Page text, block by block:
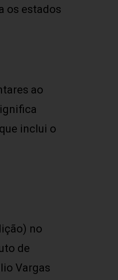
os estados
ao
inclui o
no
de
Vargas